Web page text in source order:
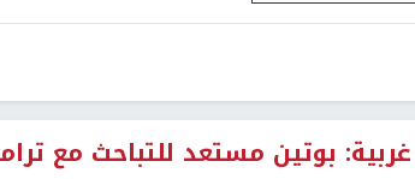
بوتين مستعد للتباحث مع